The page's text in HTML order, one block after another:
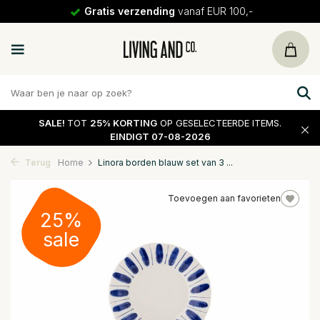
Gratis verzending vanaf EUR 100,-
SALE! TOT 25% KORTING OP GESELECTEERDE ITEMS.
EINDIGT 07-08-2026
Terug Home Linora borden blauw set van 3 ...
Toevoegen aan favorieten
25%
sale